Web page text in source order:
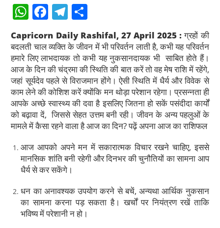
W
h
at
s
A
p
p
F
a
c
e
b
o
o
k
T
el
e
gr
a
m
h
ar
e
Capricorn Daily Rashifal, 27 April 2025 : ग्रहों की
बदलती चाल व्यक्ति के जीवन में भी परिवर्तन लाती है, कभी यह परिवर्तन
हमारे लिए लाभदायक तो कभी यह नुकसानदायक भी साबित होते हैं।
आज के दिन की चंद्रमा की स्थिति की बात करें तो वह मेष राशि में रहेंगे,
जहां सूर्यदेव पहले से विराजमान होंगे। ऐसी स्थिति में धैर्य और विवेक से
काम लेने की कोशिश करें क्योंकि मन थोड़ा परेशान रहेगा। प्रसन्नता ही
आपके अच्छे स्वास्थ्य की दवा है इसलिए जितना हो सकें पसंदीदा कार्यों
को बढ़ावा दें, जिससे सेहत उत्तम बनी रही। जीवन के अन्य पहलुओं के
मामले में कैसा रहने वाला है आज का दिन? पढ़ें अपना आज का राशिफल
आज आपको अपने मन में सकारात्मक विचार रखने चाहिए, इससे
मानसिक शांति बनी रहेगी और दिनभर की चुनौतियों का सामना आप
धैर्य से कर सकेंगे।
धन का अनावश्यक उपयोग करने से बचें, अन्यथा आर्थिक नुकसान
का सामना करना पड़ सकता है। खर्चों पर नियंत्रण रखें ताकि
भविष्य में परेशानी न हो।